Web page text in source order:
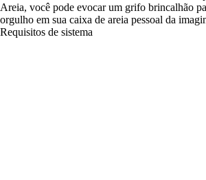
Areia, você pode evocar um grifo brincalhão
orgulho em sua caixa de areia pessoal da
Requisitos de sistema